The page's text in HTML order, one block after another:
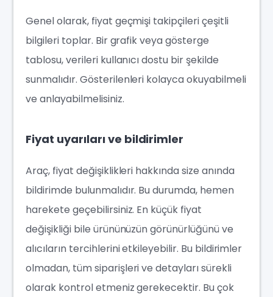
Genel olarak, fiyat geçmişi takipçileri çeşitli
bilgileri toplar. Bir grafik veya gösterge
tablosu, verileri kullanıcı dostu bir şekilde
sunmalıdır. Gösterilenleri kolayca okuyabilmeli
ve anlayabilmelisiniz.
Fiyat uyarıları ve bildirimler
Araç, fiyat değişiklikleri hakkında size anında
bildirimde bulunmalıdır. Bu durumda, hemen
harekete geçebilirsiniz. En küçük fiyat
değişikliği bile ürününüzün görünürlüğünü ve
alıcıların tercihlerini etkileyebilir. Bu bildirimler
olmadan, tüm siparişleri ve detayları sürekli
olarak kontrol etmeniz gerekecektir. Bu çok